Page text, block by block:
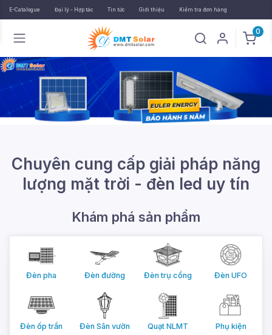
E-Catalogue Đại lý - Hợp tác Tin tức Giới thiệu Kiểm tra đơn hàng
0
Chuyên cung cấp giải pháp năng
lượng mặt trời - đèn led uy tín
Khám phá sản phẩm
Đèn pha Đèn đường Đèn trụ cổng Đèn UFO
Đèn ốp trần Đèn Sân vườn Quạt NLMT Phụ kiện